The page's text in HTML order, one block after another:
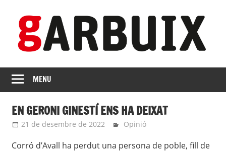
content
GARBUIX
Independent
de
Franqueses
MENU
EN GERONI GINESTÍ ENS HA DEIXAT
21 de desembre de 2022 Eli
Opinió
Corró d’Avall ha perdut una persona de poble, fill de